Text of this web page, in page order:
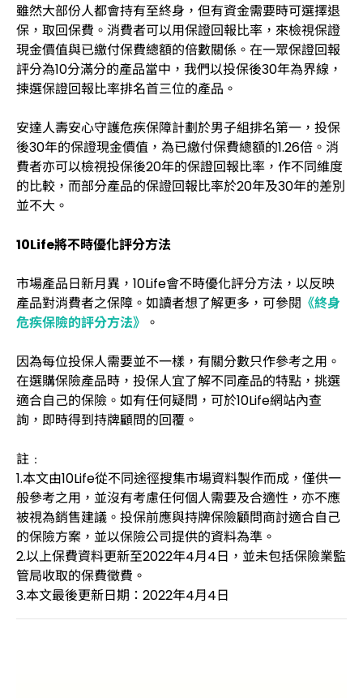
雖然大部份人都會持有至終身，但有資金需要時可選擇退
保，取回保費。消費者可以用保證回報比率，來檢視保證
現金價值與已繳付保費總額的倍數關係。在一眾保證回報
評分為10分滿分的產品當中，我們以投保後30年為界線，
揀選保證回報比率排名首三位的產品。
安達人壽安心守護危疾保障計劃於男子組排名第一，投保
後30年的保證現金價值，為已繳付保費總額的1.26倍。消
費者亦可以檢視投保後20年的保證回報比率，作不同維度
的比較，而部分產品的保證回報比率於20年及30年的差別
並不大。
10Life將不時優化評分方法
市場產品日新月異，10Life會不時優化評分方法，以反映
產品對消費者之保障。如讀者想了解更多，可參閱 《終身
危疾保險的評分方法》 。
因為每位投保人需要並不一樣，有關分數只作參考之用。
在選購保險產品時，投保人宜了解不同產品的特點，挑選
適合自己的保險。如有任何疑問，可於10Life網站內查
詢，即時得到持牌顧問的回覆。
註﹕
1.本文由10Life從不同途徑搜集市場資料製作而成，僅供一
般參考之用，並沒有考慮任何個人需要及合適性，亦不應
被視為銷售建議。投保前應與持牌保險顧問商討適合自己
的保險方案，並以保險公司提供的資料為準。
2.以上保費資料更新至2022年4月4日，並未包括保險業監
管局收取的保費徵費。
3.本文最後更新日期：2022年4月4日